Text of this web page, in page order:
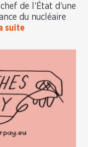
de l’État d’une
du nucléaire
suite